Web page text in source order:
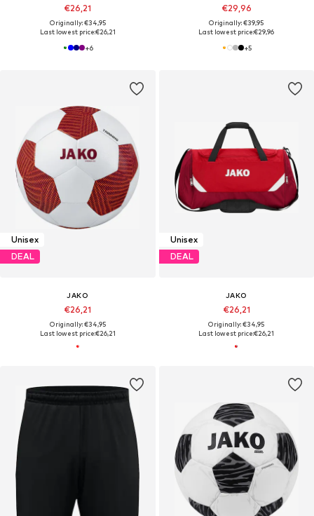
€26,21
Originally: €34,95
Last lowest price:€26,21
+6
€29,96
Originally: €39,95
Last lowest price:€29,96
+5
Unisex
DEAL
JAKO
€26,21
Originally: €34,95
Last lowest price:€26,21
Unisex
DEAL
JAKO
€26,21
Originally: €34,95
Last lowest price:€26,21